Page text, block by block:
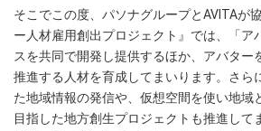
そこでこの度、パソナグループとAVITAが
ー人材雇用創出プロジェクト』では、「ア
スを共同で開発し提供するほか、アバター
推進する人材を育成してまいります。さら
た地域情報の発信や、仮想空間を使い地域
目指した地方創生プロジェクトも推進して